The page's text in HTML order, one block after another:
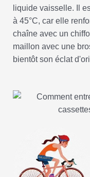
liquide vaisselle. Il
à 45°C, car elle
chaîne avec un
maillon avec une
bientôt son éclat